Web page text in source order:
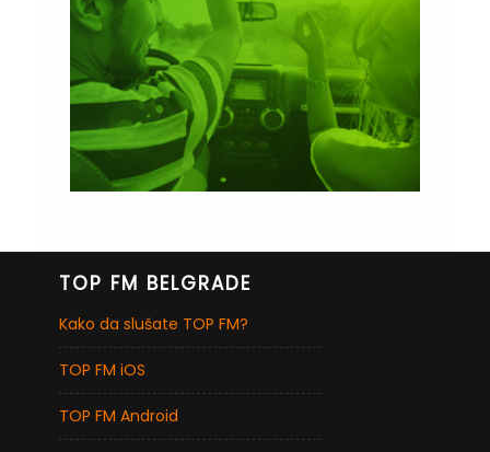
TOP FM BELGRADE
Kako da slušate TOP FM?
TOP FM iOS
TOP FM Android